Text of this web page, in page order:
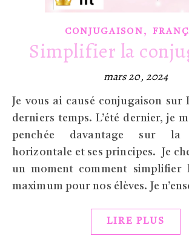
CONJUGAISON ,
Simplifier la
mars 20, 2024
derniers temps. L’été dernier, je
penchée davantage sur la
horizontale et ses principes. Je
un moment comment simplifier
maximum pour nos élèves. Je
LIRE PLUS